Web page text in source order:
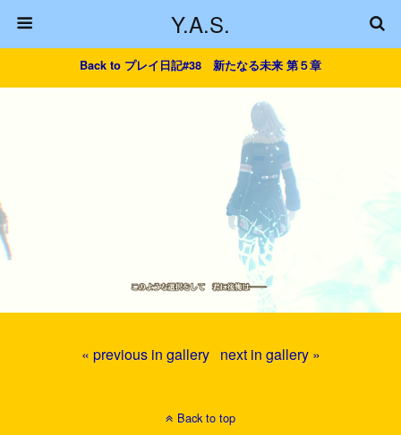
Y.A.S.
Back to プレイ日記#38 新たなる未来 第５章
« previous in gallery next in gallery »
Back to top